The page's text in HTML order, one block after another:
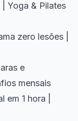
Yoga & Pilates
zero lesões |
e
mensais
1 hora |